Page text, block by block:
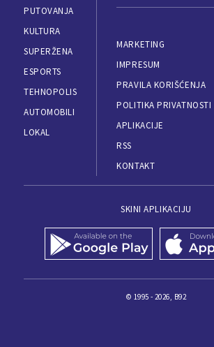
PUTOVANJA
KULTURA
SUPERŽENA
ESPORTS
TEHNOPOLIS
AUTOMOBILI
LOKAL
MARKETING
IMPRESUM
PRAVILA KORIŠĆENJA
POLITIKA PRIVATNOSTI
APLIKACIJE
RSS
KONTAKT
SKINI APLIKACIJU
© 1995 - 2026, B92